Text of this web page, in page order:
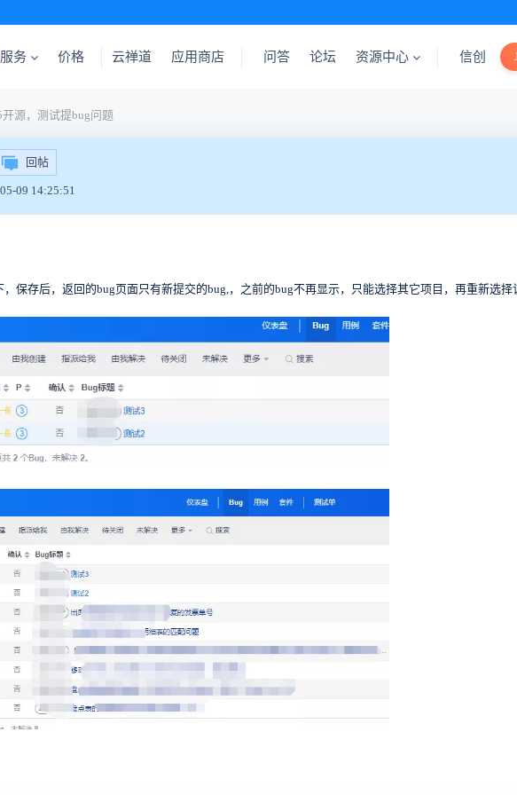
服务 价格 云禅道 应用商店 问答 论坛 资源中心 信创
开源，测试提bug问题
回帖
09 14:25:51
保存后，返回的bug页面只有新提交的bug,，之前的bug不再显示，只能选择其它项目，再重新选